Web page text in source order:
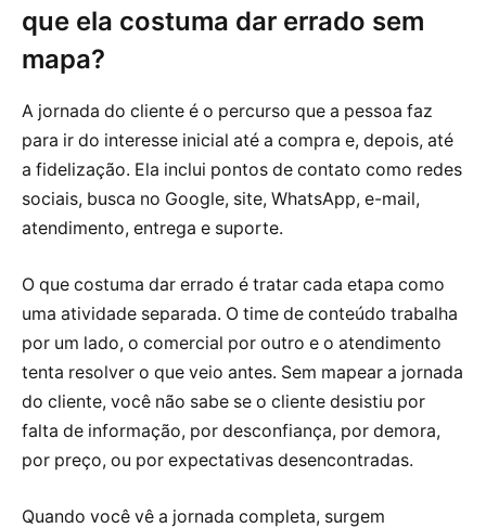
que ela costuma dar errado sem
mapa?
A jornada do cliente é o percurso que a pessoa faz
para ir do interesse inicial até a compra e, depois, até
a fidelização. Ela inclui pontos de contato como redes
sociais, busca no Google, site, WhatsApp, e-mail,
atendimento, entrega e suporte.
O que costuma dar errado é tratar cada etapa como
uma atividade separada. O time de conteúdo trabalha
por um lado, o comercial por outro e o atendimento
tenta resolver o que veio antes. Sem mapear a jornada
do cliente, você não sabe se o cliente desistiu por
falta de informação, por desconfiança, por demora,
por preço, ou por expectativas desencontradas.
Quando você vê a jornada completa, surgem